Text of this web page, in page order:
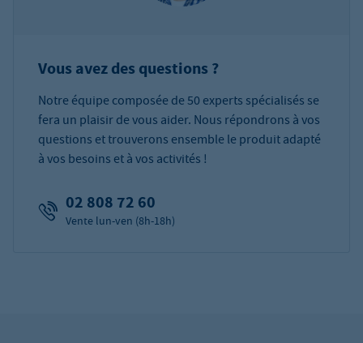
Vous avez des questions ?
Notre équipe composée de 50 experts spécialisés se
fera un plaisir de vous aider. Nous répondrons à vos
questions et trouverons ensemble le produit adapté
à vos besoins et à vos activités !
02 808 72 60
Vente lun-ven (8h-18h)